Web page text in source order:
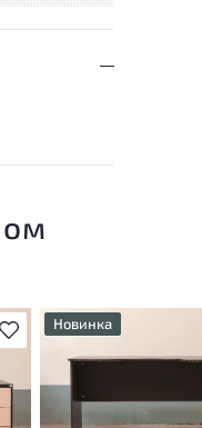
В избранноеНовинка
У товара
незначительные следы
эксплуатации, не
на удобство его
использования